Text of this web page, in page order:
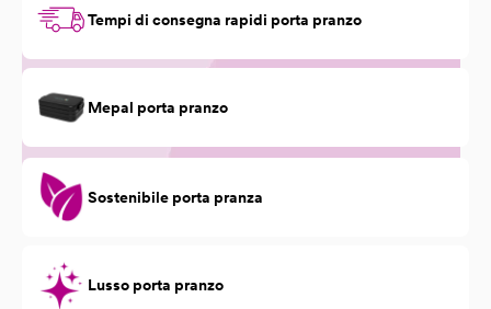
Tempi di consegna rapidi porta pranzo
Mepal porta pranzo
Sostenibile porta pranza
Lusso porta pranzo